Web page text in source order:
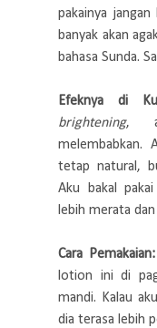
pakainya jangan
banyak akan
bahasa Sunda.
Efeknya di
brightening,
melembabkan.
tetap natural,
Aku bakal
lebih merata
Cara
lotion ini di
mandi. Kalau
dia terasa lebih